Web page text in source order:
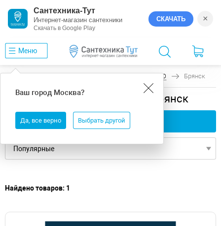
Сантехника-Тут
Интернет-магазин сантехники
Скачать в Google Play
СКАЧАТЬ ×
Меню
Ваш город Москва?
Да, все верно Выбрать другой
DIWO Брянск
универсальная ванны DIWO Брянск
Применить фильтры
Найдено товаров: 1